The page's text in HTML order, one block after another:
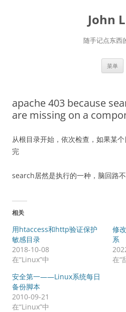
John
随手记点东西
菜单
apache 403 because
are missing on a
从根目录开始，依次检查，如果某
完
search居然是执行的一种，脑回路
相关
用htaccess和http验证保护
敏感目录
2018-10-08
在“Linux”中
修
系
在“
安全第一——Linux系统每日
备份脚本
2010-09-21
在“Linux”中